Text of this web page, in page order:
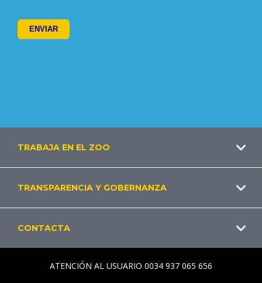
Footer
TRABAJA EN EL ZOO
TRANSPARENCIA Y GOBERNANZA
CONTACTA
ATENCIÓN AL USUARIO 0034 937 065 656